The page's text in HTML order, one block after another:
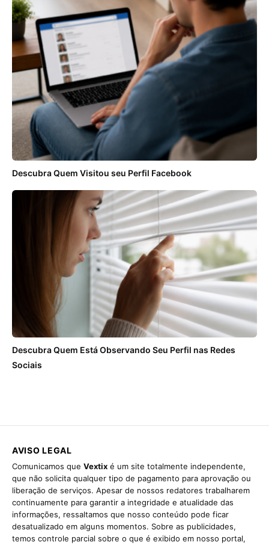
Descubra Quem Visitou seu Perfil Facebook
Descubra Quem Está Observando Seu Perfil nas Redes
Sociais
AVISO LEGAL
Comunicamos que Vextix é um site totalmente independente,
que não solicita qualquer tipo de pagamento para aprovação ou
liberação de serviços. Apesar de nossos redatores trabalharem
continuamente para garantir a integridade e atualidade das
informações, ressaltamos que nosso conteúdo pode ficar
desatualizado em alguns momentos. Sobre as publicidades,
temos controle parcial sobre o que é exibido em nosso portal,